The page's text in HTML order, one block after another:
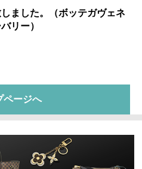
ました。（ボッテガヴェネ
リー）
ページへ